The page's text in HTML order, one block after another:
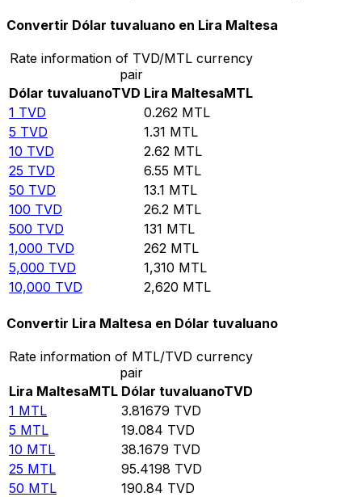
Convertir Dólar tuvaluano en Lira Maltesa
Rate information of TVD/MTL currency
pair
Dólar tuvaluanoTVD Lira MaltesaMTL
1 TVD 0.262 MTL
5 TVD 1.31 MTL
10 TVD 2.62 MTL
25 TVD 6.55 MTL
50 TVD 13.1 MTL
100 TVD 26.2 MTL
500 TVD 131 MTL
1,000 TVD 262 MTL
5,000 TVD 1,310 MTL
10,000 TVD 2,620 MTL
Convertir Lira Maltesa en Dólar tuvaluano
Rate information of MTL/TVD currency
pair
Lira MaltesaMTL Dólar tuvaluanoTVD
1 MTL 3.81679 TVD
5 MTL 19.084 TVD
10 MTL 38.1679 TVD
25 MTL 95.4198 TVD
50 MTL 190.84 TVD